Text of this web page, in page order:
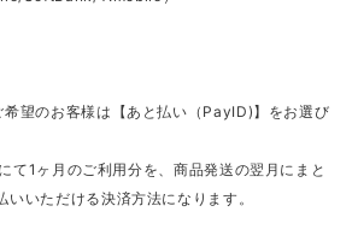
望のお客様は【あと払い（PayID)】をお選び
て1ヶ月のご利用分を、商品発送の翌月にまと
いただける決済方法になります。